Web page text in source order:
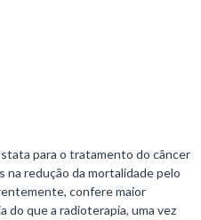
para o tratamento do câncer
redução da mortalidade pelo
confere maior
do que a radioterapia, uma vez